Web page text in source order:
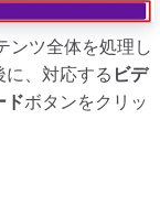
ンツ全体を処理し
、対応する ビデ
ドボタンをクリッ